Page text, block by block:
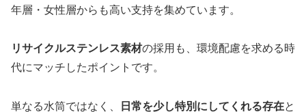
年層・女性層からも高い支持を集めています。
リサイクルステンレス素材の採用も、環境配慮を求める時
代にマッチしたポイントです。
単なる水筒ではなく、 日常を少し特別にしてくれる存在と